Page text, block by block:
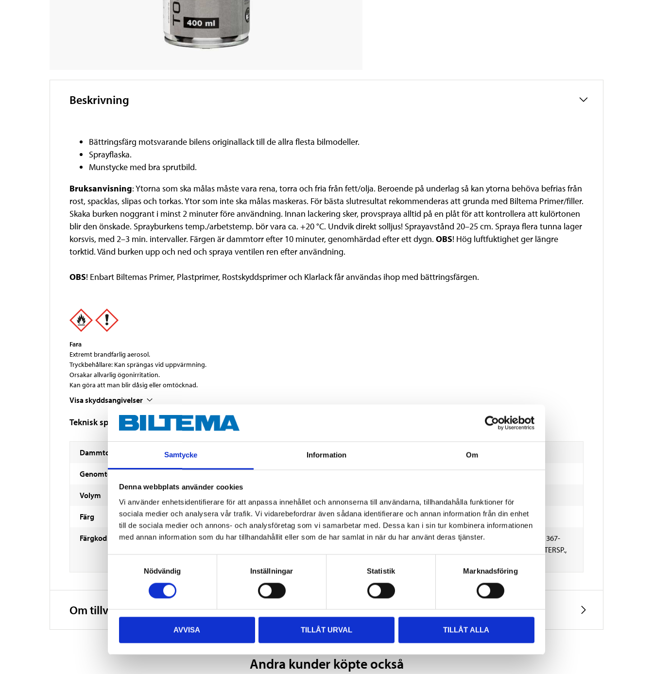
Samtycke Information Om
Denna webbplats använder cookies
Vi använder enhetsidentifierare för att anpassa innehållet och annonserna till användarna, tillhandahålla funktioner för
sociala medier och analysera vår trafik. Vi vidarebefordrar även sådana identifierare och annan information från din enhet
till de sociala medier och annons- och analysföretag som vi samarbetar med. Dessa kan i sin tur kombinera informationen
med annan information som du har tillhandahållit eller som de har samlat in när du har använt deras tjänster.
Nödvändig
Inställningar Statistik Marknadsföring
AVVISA TILLÅT URVAL TILLÅT ALLA
Beskrivning
Bättringsfärg motsvarande bilens originallack till de allra flesta bilmodeller.
Sprayflaska.
Munstycke med bra sprutbild.
Bruksanvisning: Ytorna som ska målas måste vara rena, torra och fria från fett/olja. Beroende på underlag så kan ytorna behöva befrias från
rost, spacklas, slipas och torkas. Ytor som inte ska målas maskeras. För bästa slutresultat rekommenderas att grunda med Biltema Primer/filler.
Skaka burken noggrant i minst 2 minuter före användning. Innan lackering sker, provspraya alltid på en plåt för att kontrollera att kulörtonen
blir den önskade. Sprayburkens temp./arbetstemp. bör vara ca. +20 °C. Undvik direkt solljus! Sprayavstånd 20–25 cm. Spraya flera tunna lager
korsvis, med 2–3 min. intervaller. Färgen är dammtorr efter 10 minuter, genomhärdad efter ett dygn. OBS! Hög luftfuktighet ger längre
torktid. Vänd burken upp och ned och spraya ventilen ren efter användning.
OBS! Enbart Biltemas Primer, Plastprimer, Rostskyddsprimer och Klarlack får användas ihop med bättringsfärgen.
Fara
Extremt brandfarlig aerosol.
Tryckbehållare: Kan sprängas vid uppvärmning.
Orsakar allvarlig ögonirritation.
Kan göra att man blir dåsig eller omtöcknad.
Visa skyddsangivelser
Teknisk specifikation
Dammtorr 10 minuter
Genomtorr
Volym
Färg Röd
Färgkod
381C/537, EJM, 1019, 1028, 3740, 3754, 3757, 1237424, 1292627, F1367-
RED, H3433-RED, H3695-RED, 144A, 93174F, H3695-RED, ESSO, RITTERSP.,
Om tillverkaren
Andra kunder köpte också